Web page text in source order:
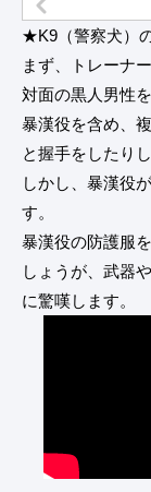
★K9（警察犬）
まず、トレーナ
対面の黒人男性
暴漢役を含め、
と握手をしたり
しかし、暴漢役
す。
暴漢役の防護服
しょうが、武器
に驚嘆します。